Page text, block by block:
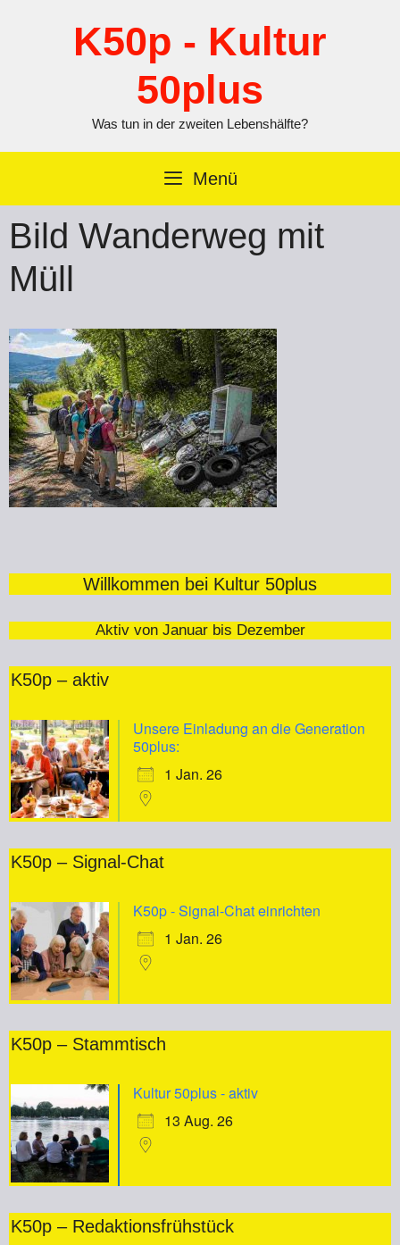
K50p - Kultur
50plus
Was tun in der zweiten Lebenshälfte?
Menü
Bild Wanderweg mit
Müll
Willkommen bei Kultur 50plus
Aktiv von Januar bis Dezember
K50p – aktiv
Unsere Einladung an die Generation
50plus:
1 Jan. 26
K50p – Signal-Chat
K50p - Signal-Chat einrichten
1 Jan. 26
K50p – Stammtisch
Kultur 50plus - aktiv
13 Aug. 26
K50p – Redaktionsfrühstück